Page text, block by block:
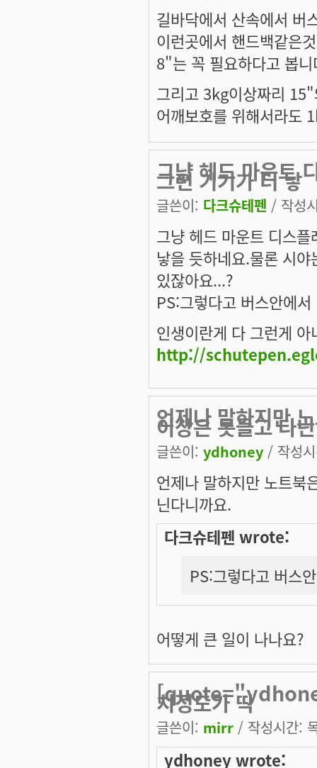
길바닥에서 산속에서 버
이런곳에서 핸드백같은
8"는 꼭 필요하다고 봅니
그리고 3kg이상짜리
어깨보호를 위해서라도
그냥 헤드 마운트
그런 기기가 더 낳
글쓴이: 다크슈테펜 / 작성
그냥 헤드 마운트 디스
낳을 듯하네요.물론 시
있잖아요...?
PS:그렇다고 버스안에
인생이란게 다 그런게
http://
언제나 말하지만
이상은 못들고 다닌
글쓴이: ydhoney / 작성
언제나 말하지만 노트북
닌다니까요.
다크슈테펜 wrote:
PS:그렇다고 버스
어떻게 큰 일이 나나요?
치정도가 딱
글쓴이: mirr / 작성시간:
ydhoney wrote: